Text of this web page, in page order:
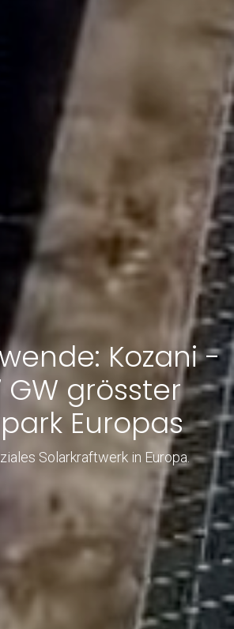
Kozani -
GW grösster
Europas
Solarkraftwerk in Europa.